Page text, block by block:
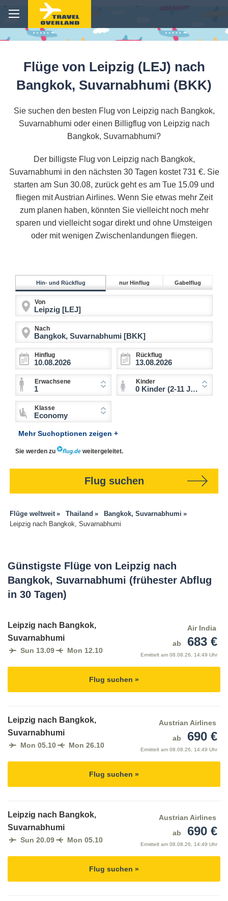
Flüge von Leipzig (LEJ) nach
Bangkok, Suvarnabhumi (BKK)
Sie suchen den besten Flug von Leipzig nach Bangkok,
Suvarnabhumi oder einen Billigflug von Leipzig nach
Bangkok, Suvarnabhumi?
Der billigste Flug von Leipzig nach Bangkok,
Suvarnabhumi in den nächsten 30 Tagen kostet 731 €. Sie
starten am Sun 30.08, zurück geht es am Tue 15.09 und
fliegen mit Austrian Airlines. Wenn Sie etwas mehr Zeit
zum planen haben, könnten Sie vielleicht noch mehr
sparen und vielleicht sogar direkt und ohne Umsteigen
oder mit wenigen Zwischenlandungen fliegen.
Hin- und Rückflug nur Hinflug Gabelflug
Von
Nach
Hinflug Rückflug
Erwachsene
1
Kinder
0 Kinder (2-11 Jahre)
Klasse
Economy
Mehr Suchoptionen zeigen +
Sie werden zu weitergeleitet.
Flug suchen
Flüge weltweit Thailand
Bangkok, Suvarnabhumi
Leipzig nach Bangkok, Suvarnabhumi
Günstigste Flüge von Leipzig nach
Bangkok, Suvarnabhumi (frühester Abflug
in 30 Tagen)
Leipzig nach Bangkok,
Suvarnabhumi
Sun 13.09 Mon 12.10
Air India
ab
683 €
Ermittelt am 08.08.26, 14:49 Uhr
Flug suchen »
Leipzig nach Bangkok,
Suvarnabhumi
Mon 05.10 Mon 26.10
Austrian Airlines
ab
690 €
Ermittelt am 08.08.26, 14:49 Uhr
Flug suchen »
Leipzig nach Bangkok,
Suvarnabhumi
Sun 20.09 Mon 05.10
Austrian Airlines
ab
690 €
Ermittelt am 08.08.26, 14:49 Uhr
Flug suchen »